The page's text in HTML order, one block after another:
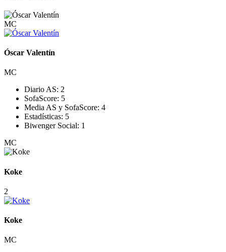
MC
Óscar Valentín
MC
Diario AS: 2
SofaScore: 5
Media AS y SofaScore: 4
Estadísticas: 5
Biwenger Social: 1
MC
Koke
2
Koke
MC